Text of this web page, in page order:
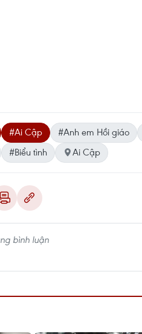
#Ai Cập #Anh em Hồi giáo
#Biểu tình Ai Cập